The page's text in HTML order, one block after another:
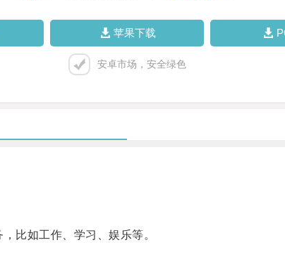
苹果下载
安卓市场，安全绿色
比如工作、学习、娱乐等。